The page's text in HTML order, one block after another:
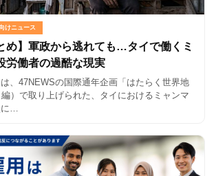
けニュース
め】軍政から逃れても…タイで働くミ
労働者の過酷な現実
、47NEWSの国際通年企画「はたらく世界地
）で取り上げられた、タイにおけるミャンマ
…